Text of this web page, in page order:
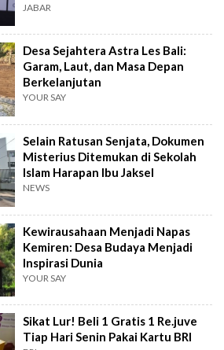
JABAR
Desa Sejahtera Astra Les Bali:
Garam, Laut, dan Masa Depan
Berkelanjutan
YOUR SAY
Selain Ratusan Senjata, Dokumen
Misterius Ditemukan di Sekolah
Islam Harapan Ibu Jaksel
NEWS
Kewirausahaan Menjadi Napas
Kemiren: Desa Budaya Menjadi
Inspirasi Dunia
YOUR SAY
Sikat Lur! Beli 1 Gratis 1 Re.juve
Tiap Hari Senin Pakai Kartu BRI